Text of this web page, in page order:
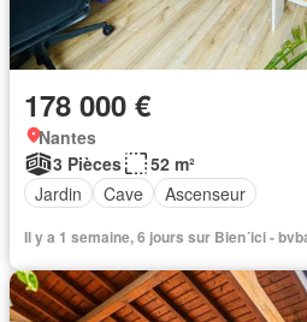
178 000 €
Nantes
3 Pièces
52 m²
Jardin
Cave Ascenseur
Il y a 1 semaine, 6 jours sur Bien´ici -